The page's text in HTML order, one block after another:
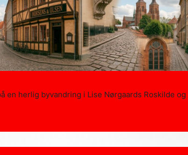
en herlig byvandring i Lise Nørgaards Roskilde